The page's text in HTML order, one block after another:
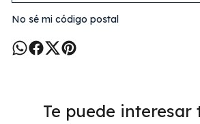
No sé mi código postal
Te puede interesar